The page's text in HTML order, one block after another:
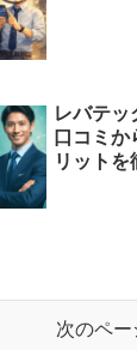
レバテッ
口コミか
リットを
次のペー